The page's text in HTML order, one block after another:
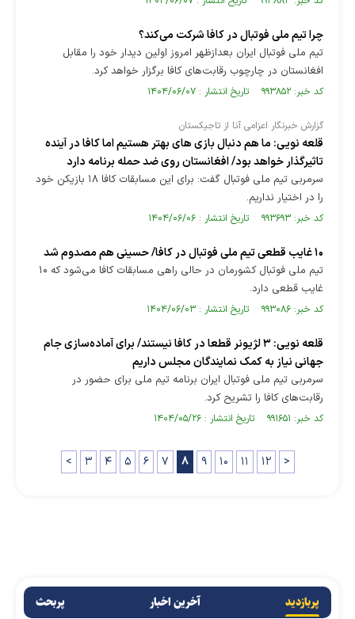
چرا تیم ملی فوتبال در کافا شرکت می‌کند؟
تیم ملی فوتبال ایران بعدازظهر امروز اولین دیدار خود را مقابل
افغانستان در چارچوب رقابت‌های کافا برگزار خواهد کرد.
کد خبر: ۹۹۳۸۵۲ تاریخ انتشار : ۱۴۰۴/۰۶/۰۷
گزارش خبرنگار اعزامی آنا از تاجیکستان
قلعه نویی: ما هم دنبال بازی های بهتر هستیم اما کافا در آینده
تاثیرگذار خواهد بود/ افغانستان روی ضد حمله برنامه دارد
سرمربی تیم ملی فوتبال گفت: برای این مسابقات کافا ۱۸ بازیکن خود
را در اختیار نداریم.
کد خبر: ۹۹۳۶۹۳ تاریخ انتشار : ۱۴۰۴/۰۶/۰۶
۱۰ غایب قطعی تیم ملی فوتبال در کافا/ حسینی هم مصدوم شد
تیم ملی فوتبال کشورمان در حالی راهی مسابقات کافا می‌شود که ۱۰
غایب قطعی دارد.
کد خبر: ۹۹۳۰۸۶ تاریخ انتشار : ۱۴۰۴/۰۶/۰۳
قلعه نویی: ۳ لژیونر قطعا در کافا نیستند/ برای آماده‌سازی جام
جهانی نیاز به کمک نمایندگان مجلس داریم
سرمربی تیم ملی فوتبال ایران برنامه تیم ملی برای حضور در
رقابت‌های کافا را تشریح کرد.
کد خبر: ۹۹۱۶۵۱ تاریخ انتشار : ۱۴۰۴/۰۵/۲۶
< ۳ ۴ ۵ ۶ ۷ ۸ ۹ ۱۰ ۱۱ ۱۲ >
پربازدید آخرین اخبار پربحث